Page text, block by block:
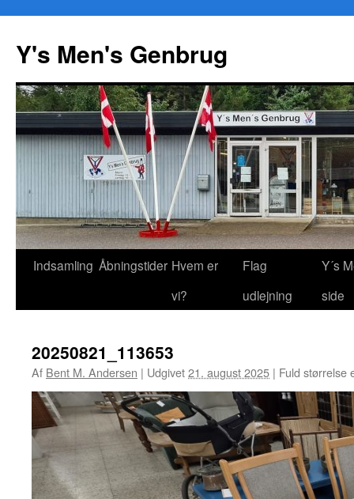
Y's Men's Genbrug
Hop
Indsamling Åbningstider Hvem er
vi?
Flag
udlejning
Y´s
side
20250821_113653
Af Bent M. Andersen | Udgivet21. august 2025 | Fuld størrelse